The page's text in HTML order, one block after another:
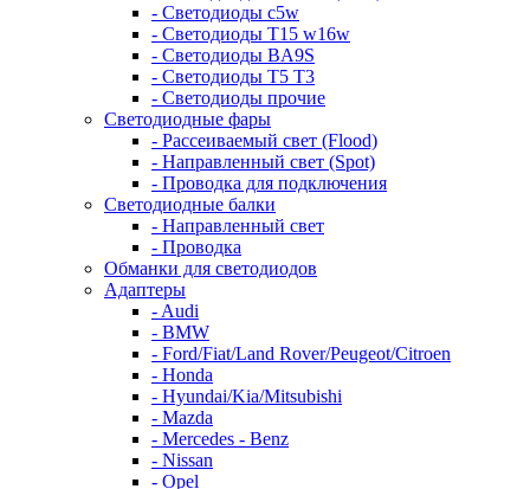
- Светодиоды c5w
- Светодиоды T15 w16w
- Светодиоды BA9S
- Светодиоды T5 T3
- Светодиоды прочие
Светодиодные фары
- Рассеиваемый свет (Flood)
- Направленный свет (Spot)
- Проводка для подключения
Светодиодные балки
- Направленный свет
- Проводка
Обманки для светодиодов
Адаптеры
- Audi
- BMW
- Ford/Fiat/Land Rover/Peugeot/Citroen
- Honda
- Hyundai/Kia/Mitsubishi
- Mazda
- Mercedes - Benz
- Nissan
- Opel